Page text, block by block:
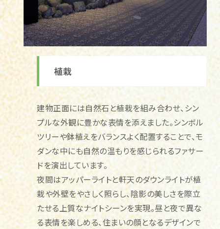
植栽
建物正面には自然石と植栽を組み合わせ、シン
プルな外観に豊かな表情を添えました。シンボル
ツリーや鉢植えをバランスよく配置することで、モ
ダンな中にも自然の温もりを感じられるファサー
ドを演出しています。
夜間はアッパーライトと軒天のダウンライトが植
栽や外壁をやさしく照らし、陰影の美しさを際立
たせる上質なナイトシーンを実現。昼と夜で異な
る表情を楽しめる、住まいの顔となるデザインで